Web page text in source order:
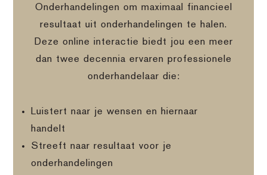
Onderhandelingen om maximaal financieel
resultaat uit onderhandelingen te halen.
Deze online interactie biedt jou een meer
dan twee decennia ervaren professionele
onderhandelaar die:
Luistert naar je wensen en hiernaar
handelt
Streeft naar resultaat voor je
onderhandelingen